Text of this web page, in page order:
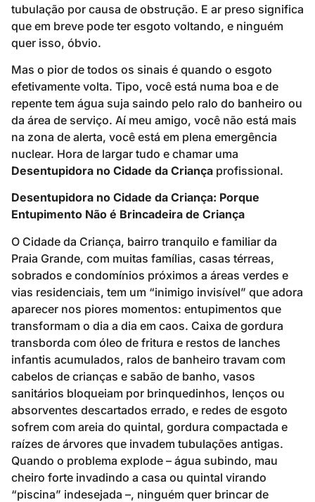
tubulação por causa de obstrução. E ar preso significa
que em breve pode ter esgoto voltando, e ninguém
quer isso, óbvio.
Mas o pior de todos os sinais é quando o esgoto
efetivamente volta. Tipo, você está numa boa e de
repente tem água suja saindo pelo ralo do banheiro ou
da área de serviço. Aí meu amigo, você não está mais
na zona de alerta, você está em plena emergência
nuclear. Hora de largar tudo e chamar uma
Desentupidora no Cidade da Criança profissional.
Desentupidora no Cidade da Criança: Porque
Entupimento Não é Brincadeira de Criança
O Cidade da Criança, bairro tranquilo e familiar da
Praia Grande, com muitas famílias, casas térreas,
sobrados e condomínios próximos a áreas verdes e
vias residenciais, tem um “inimigo invisível” que adora
aparecer nos piores momentos: entupimentos que
transformam o dia a dia em caos. Caixa de gordura
transborda com óleo de fritura e restos de lanches
infantis acumulados, ralos de banheiro travam com
cabelos de crianças e sabão de banho, vasos
sanitários bloqueiam por brinquedinhos, lenços ou
absorventes descartados errado, e redes de esgoto
sofrem com areia do quintal, gordura compactada e
raízes de árvores que invadem tubulações antigas.
Quando o problema explode – água subindo, mau
cheiro forte invadindo a casa ou quintal virando
“piscina” indesejada –, ninguém quer brincar de